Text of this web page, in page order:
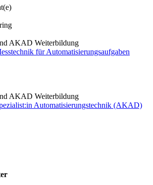
AKAD Weiterbildung
für Automatisierungsaufgaben
AKAD Weiterbildung
Automatisierungstechnik (AKAD)